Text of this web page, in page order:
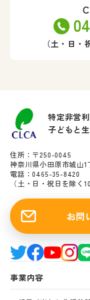
（土・日・
特定非営
子どもと
住所：〒250-0045
神奈川県小田原市城山
電話：0465-35-8420
（土・日・祝日を除く
お問
事業内容